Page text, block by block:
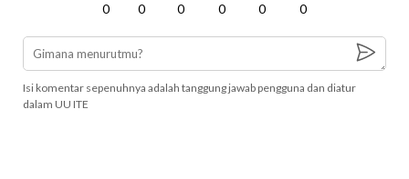
0 0 0 0 0 0
Isi komentar sepenuhnya adalah tanggung jawab pengguna dan diatur
dalam UU ITE